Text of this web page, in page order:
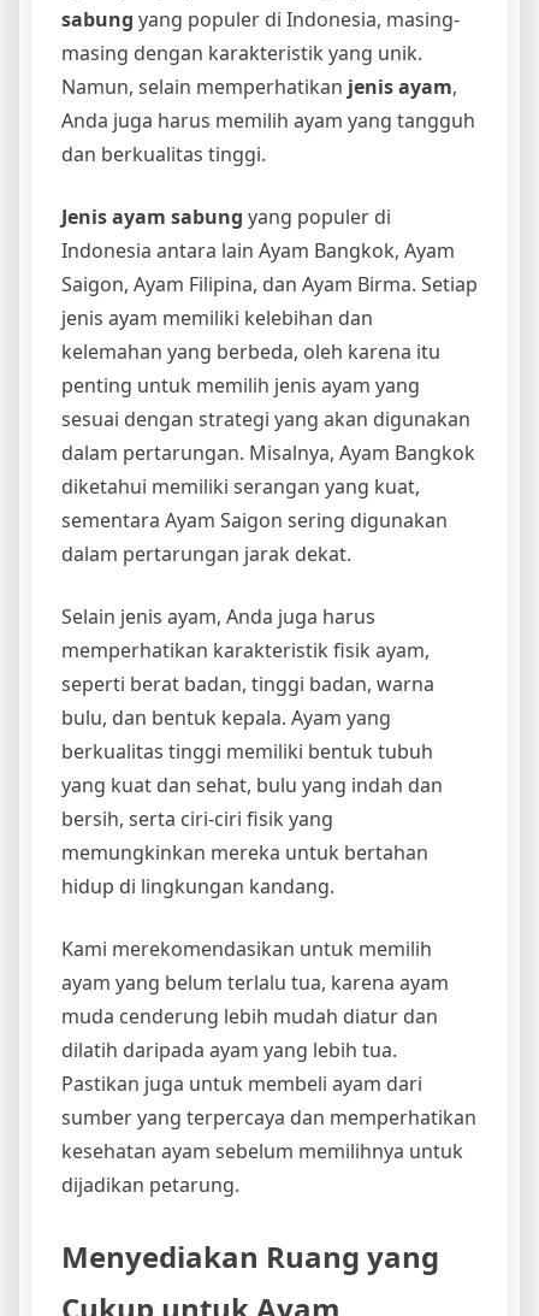
sabung yang populer di Indonesia, masing-
masing dengan karakteristik yang unik.
Namun, selain memperhatikan jenis ayam,
Anda juga harus memilih ayam yang tangguh
dan berkualitas tinggi.
Jenis ayam sabung yang populer di
Indonesia antara lain Ayam Bangkok, Ayam
Saigon, Ayam Filipina, dan Ayam Birma. Setiap
jenis ayam memiliki kelebihan dan
kelemahan yang berbeda, oleh karena itu
penting untuk memilih jenis ayam yang
sesuai dengan strategi yang akan digunakan
dalam pertarungan. Misalnya, Ayam Bangkok
diketahui memiliki serangan yang kuat,
sementara Ayam Saigon sering digunakan
dalam pertarungan jarak dekat.
Selain jenis ayam, Anda juga harus
memperhatikan karakteristik fisik ayam,
seperti berat badan, tinggi badan, warna
bulu, dan bentuk kepala. Ayam yang
berkualitas tinggi memiliki bentuk tubuh
yang kuat dan sehat, bulu yang indah dan
bersih, serta ciri-ciri fisik yang
memungkinkan mereka untuk bertahan
hidup di lingkungan kandang.
Kami merekomendasikan untuk memilih
ayam yang belum terlalu tua, karena ayam
muda cenderung lebih mudah diatur dan
dilatih daripada ayam yang lebih tua.
Pastikan juga untuk membeli ayam dari
sumber yang terpercaya dan memperhatikan
kesehatan ayam sebelum memilihnya untuk
dijadikan petarung.
Menyediakan Ruang yang
Cukup untuk Ayam